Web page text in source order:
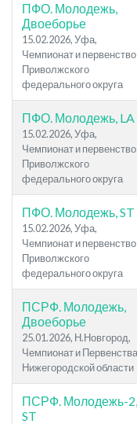
ПФО. Молодежь,
Двоеборье
15.02.2026, Уфа,
Чемпионат и первенство
Приволжского
федерального округа
ПФО. Молодежь, LA
15.02.2026, Уфа,
Чемпионат и первенство
Приволжского
федерального округа
ПФО. Молодежь, ST
15.02.2026, Уфа,
Чемпионат и первенство
Приволжского
федерального округа
ПСРФ. Молодежь,
Двоеборье
25.01.2026, Н.Новгород,
Чемпионат и Первенства
Нижегородской области
ПСРФ. Молодежь-2,
ST